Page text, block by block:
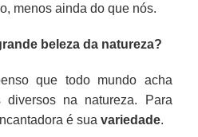
menos ainda do que nós.
beleza da natureza?
que todo mundo acha
diversos na natureza. Para
é suavariedade.